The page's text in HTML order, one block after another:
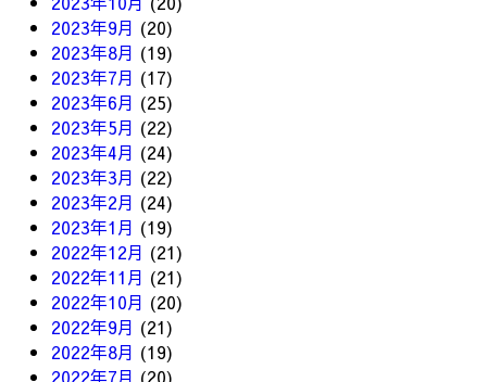
2023年9月 (20)
2023年8月 (19)
2023年7月 (17)
2023年6月 (25)
2023年5月 (22)
2023年4月 (24)
2023年3月 (22)
2023年2月 (24)
2023年1月 (19)
2022年12月 (21)
2022年11月 (21)
2022年10月 (20)
2022年9月 (21)
2022年8月 (19)
2022年7月 (20)